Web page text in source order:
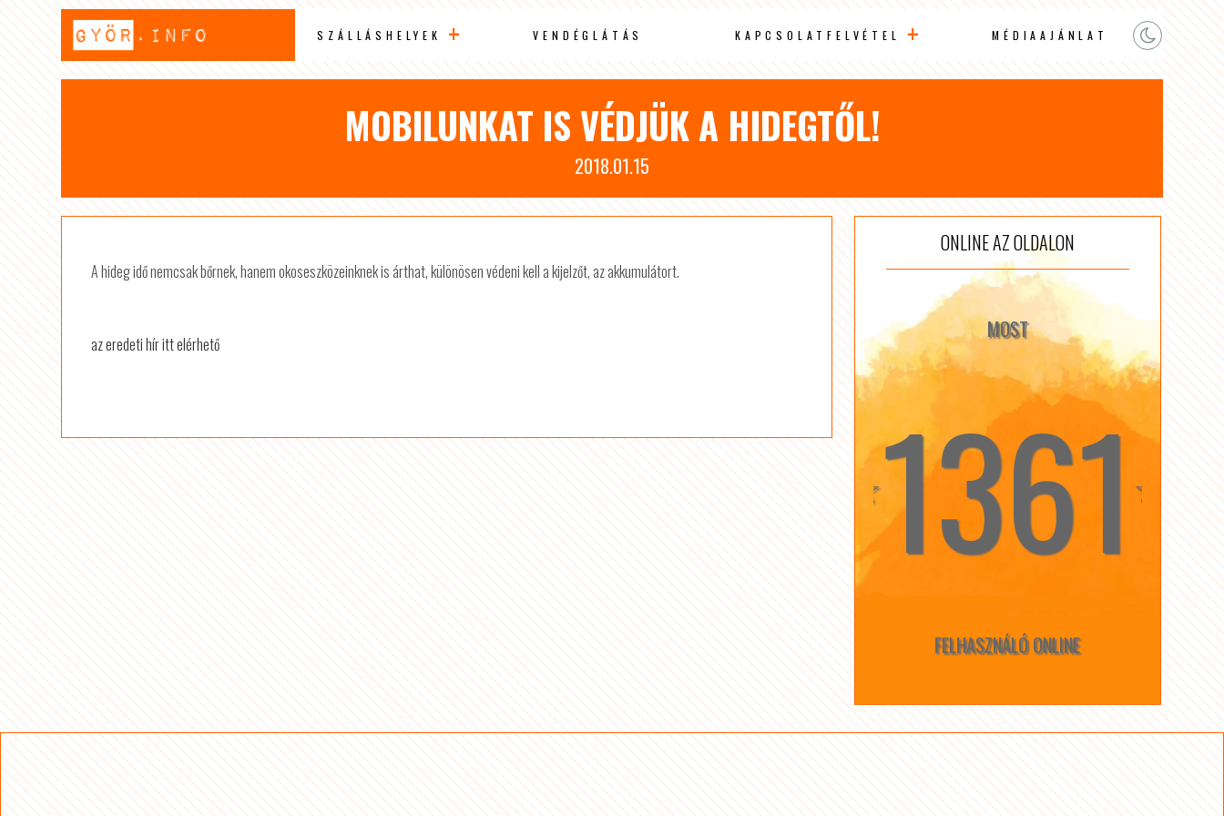
SZÁLLÁSHELYEK VENDÉGLÁTÁS KAPCSOLATFELVÉTEL MÉDIAAJÁNLAT
MOBILUNKAT IS VÉDJÜK A HIDEGTŐL!
2018.01.15
A hideg idő nemcsak bőrnek, hanem okoseszközeinknek is árthat, különösen védeni kell a kijelzőt, az akkumulátort.
az eredeti hír itt elérhető
ONLINE AZ OLDALON
MOST
☆1361☆
FELHASZNÁLÓ ONLINE